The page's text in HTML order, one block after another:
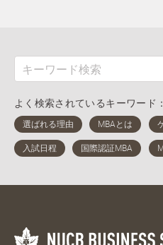
よく検索されているキーワード：